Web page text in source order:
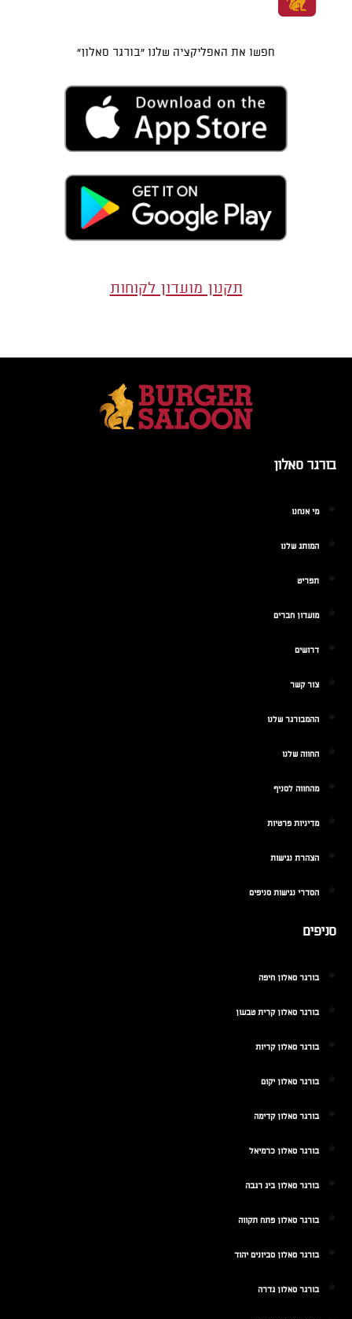
חפשו את האפליקציה שלנו "בורגר סאלון"
תקנון מועדון לקוחות
בורגר סאלון
מי אנחנו
המותג שלנו
תפריט
מועדון חברים
דרושים
צור קשר
ההמבורגר שלנו
החווה שלנו
מהחווה לסניף
מדיניות פרטיות
הצהרת נגישות
הסדרי נגישות סניפים
סניפים
בורגר סאלון חיפה
בורגר סאלון קרית טבעון
בורגר סאלון קריות
בורגר סאלון יקום
בורגר סאלון קדימה
בורגר סאלון כרמיאל
בורגר סאלון ביג רגבה
בורגר סאלון פתח תקווה
בורגר סאלון סביונים יהוד
בורגר סאלון גדרה